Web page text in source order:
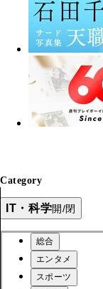
Category
IT・科学開/閉
総合
エンタメ
スポーツ